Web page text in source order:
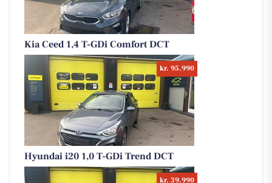
Kia Ceed 1,4 T-GDi Comfort DCT
kr. 95.990
Hyundai i20 1,0 T-GDi Trend DCT
kr. 39.990